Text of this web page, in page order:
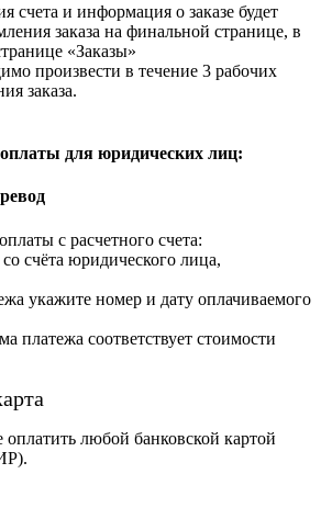
счета и информация о заказе будет
заказа на финальной странице, в
«Заказы»
произвести в течение 3 рабочих
заказа.
для юридических лиц:
с расчетного счета:
счёта юридического лица,
укажите номер и дату оплачиваемого
платежа соответствует стоимости
любой банковской картой